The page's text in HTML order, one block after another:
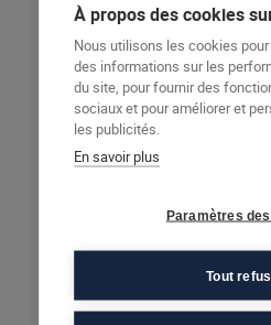
– Cuisiner au poste
– Cuisiner au poste
– Servir les
Module – Bloc 2 :
cuisine collective
– Mettre en oeuvre le
– Contribuer à
des produits
– Réceptionner et
– Nettoyer et
Module – Hygiène en
À propos des cookies
Nous utilisons les cookies
des informations sur les
du site, pour fournir des
sociaux et pour améliorer et
les publicités.
En savoir plus
Paramètres
Tout